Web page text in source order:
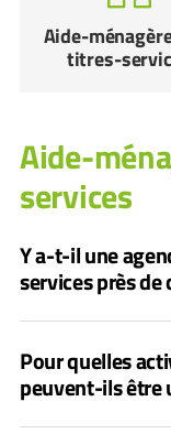
Aide-
titres-
Aide-
services
Y a-t-il une
services près de
Pour quelles
peuvent-ils être